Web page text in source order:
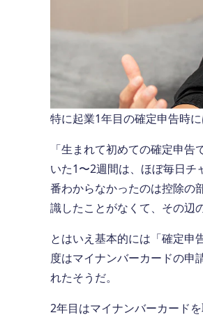
特に起業1年目の確定申告時
「生まれて初めての確定申
いた1〜2週間は、ほぼ毎日
番わからなかったのは控除の
識したことがなくて、その辺
とはいえ基本的には「確定申
度はマイナンバーカードの申
れたそうだ。
2年目はマイナンバーカードを